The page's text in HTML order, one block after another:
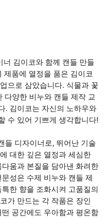
김이코와 함께 캔들 만들
제품에 열정을 품은 김이코
으로 삼았습니다. 식물과 꽃
다양한 비누와 캔들 제작 교
. 김이코는 자신의 노하우와
수 있어 기쁘게 생각합니다!
들 디자이너로, 뛰어난 기술
대한 깊은 열정과 세심한
움과 본질을 담아낸 화려한
성은 수제 비누와 캔들 제
한 향을 조화시켜 고품질의
가 만드는 각 작품은 장인
공간에도 우아함과 평온함